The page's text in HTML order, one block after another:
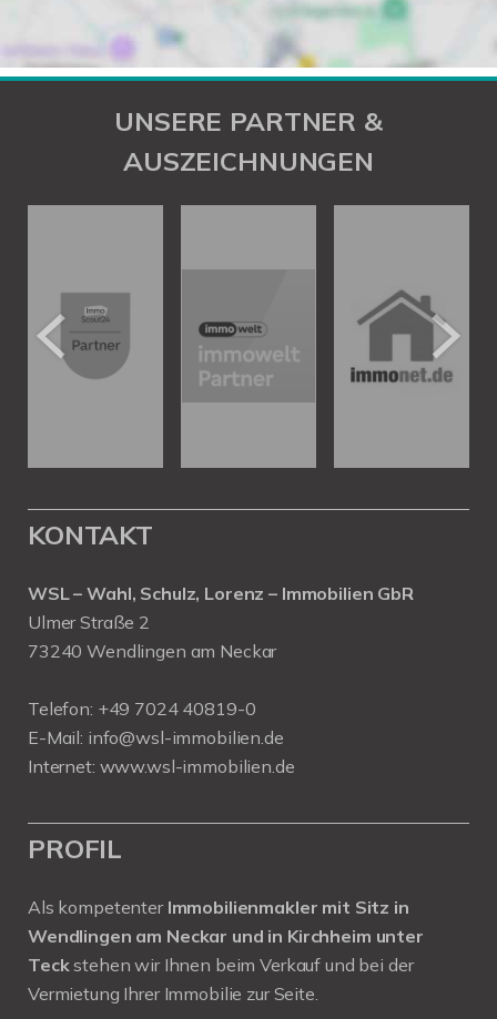
UNSERE PARTNER &
AUSZEICHNUNGEN
KONTAKT
WSL – Wahl, Schulz, Lorenz – Immobilien GbR
Ulmer Straße 2
73240 Wendlingen am Neckar
Telefon: +49 7024 40819-0
E-Mail: info@wsl-immobilien.de
Internet: www.wsl-immobilien.de
PROFIL
Als kompetenter Immobilienmakler mit Sitz in
Wendlingen am Neckar und in Kirchheim unter
Teckstehen wir Ihnen beim Verkauf und bei der
Vermietung Ihrer Immobilie zur Seite.